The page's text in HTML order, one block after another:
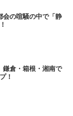
会の喧騒の中で「静
鎌倉・箱根・湘南で
！